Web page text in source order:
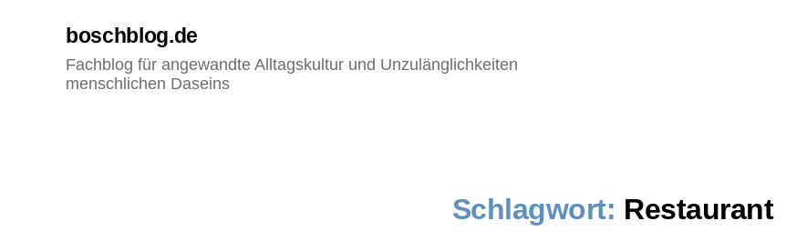
boschblog.de
Fachblog für angewandte Alltagskultur und Unzulänglichkeiten
menschlichen Daseins
Schlagwort: Restaurant